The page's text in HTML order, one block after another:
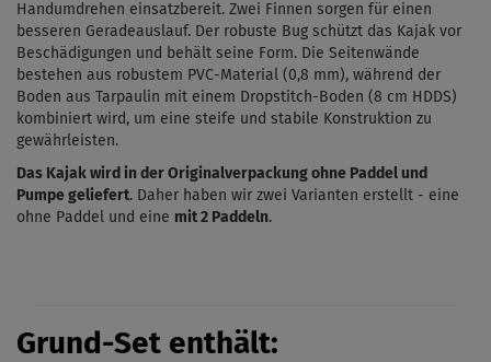
Handumdrehen einsatzbereit. Zwei Finnen sorgen für einen
besseren Geradeauslauf. Der robuste Bug schützt das Kajak vor
Beschädigungen und behält seine Form. Die Seitenwände
bestehen aus robustem PVC-Material (0,8 mm), während der
Boden aus Tarpaulin mit einem Dropstitch-Boden (8 cm HDDS)
kombiniert wird, um eine steife und stabile Konstruktion zu
gewährleisten.
Das Kajak wird in der Originalverpackung ohne Paddel und
Pumpe geliefert. Daher haben wir zwei Varianten erstellt - eine
ohne Paddel und eine mit 2 Paddeln.
Grund-Set enthält: